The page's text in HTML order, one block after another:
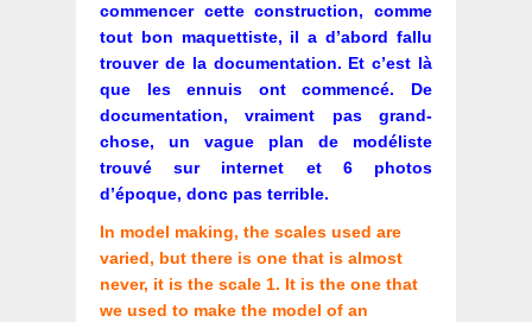
commencer cette construction, comme
tout bon maquettiste, il a d’abord fallu
trouver de la documentation. Et c’est là
que les ennuis ont commencé. De
documentation, vraiment pas grand-
chose, un vague plan de modéliste
trouvé sur internet et 6 photos
d’époque, donc pas terrible.
In model making, the scales used are
varied, but there is one that is almost
never, it is the scale 1. It is the one that
we used to make the model of an